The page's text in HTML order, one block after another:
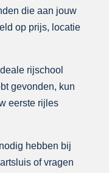
die aan jouw
op prijs, locatie
rijschool
gevonden, kun
eerste rijles
hebben bij
of vragen